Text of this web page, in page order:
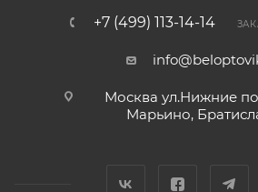
+7 (499) 113-14-14
Москва ул.Нижние
Марьино,